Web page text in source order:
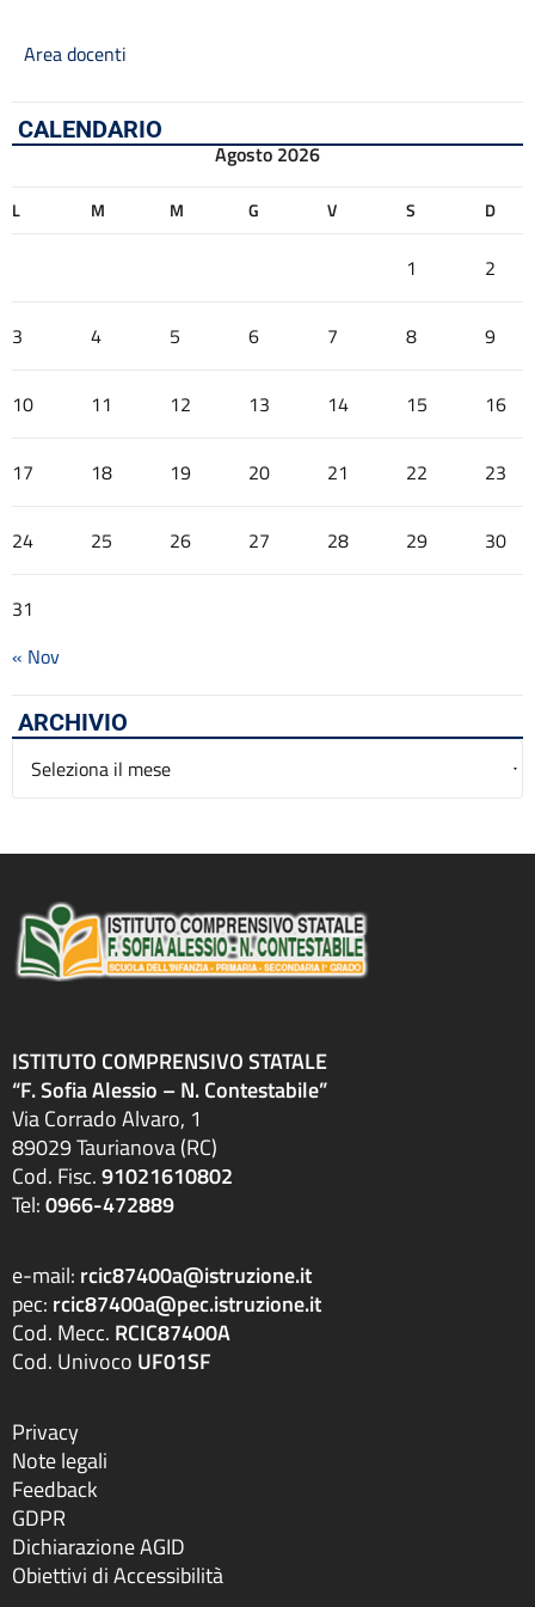
Area docenti
CALENDARIO
Agosto 2026
L M M G V S D
1 2
3 4 5 6 7 8 9
10 11 12 13 14 15 16
17 18 19 20 21 22 23
24 25 26 27 28 29 30
31
« Nov
ARCHIVIO
Archivio
ISTITUTO COMPRENSIVO STATALE
“F. Sofia Alessio – N. Contestabile”
Via Corrado Alvaro, 1
89029 Taurianova (RC)
Cod. Fisc.91021610802
Tel:0966-472889
e-mail: rcic87400a@istruzione.it
pec: rcic87400a@pec.istruzione.it
Cod. Mecc. RCIC87400A
Cod. Univoco UF01SF
Privacy
Note legali
Feedback
GDPR
Dichiarazione AGID
Obiettivi di Accessibilità